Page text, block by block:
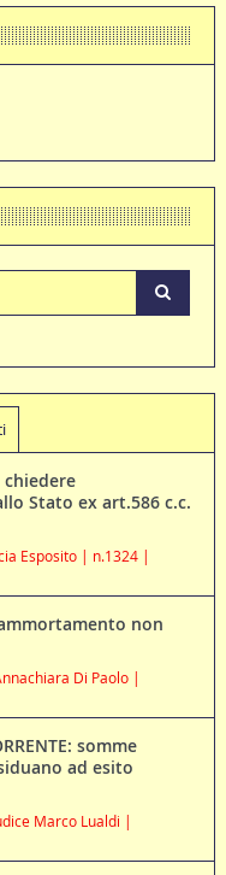
chiedere
Stato ex art.586 c.c.
Esposito | n.1324 |
non
Di Paolo |
somme
ad esito
Marco Lualdi |